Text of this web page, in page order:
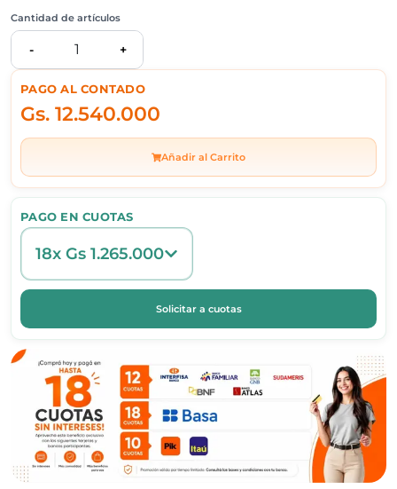
PAGO AL CONTADO
Gs. 12.540.000
Añadir al Carrito
PAGO EN CUOTAS
18x Gs 1.265.000
Solicitar a cuotas
Cantidad de artículos
- 1 +